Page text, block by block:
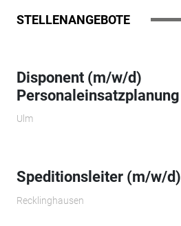
STELLENANGEBOTE
Disponent (m/w/d)
Personaleinsatzplanung
Ulm
Speditionsleiter (m/w/d)
Recklinghausen